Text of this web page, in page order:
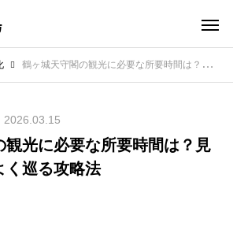
鶴ヶ城天守閣の観光に必要な所要時間は？見どころを効率よく巡る攻略法
2026.03.15
観光に必要な所要時間は？見
く巡る攻略法